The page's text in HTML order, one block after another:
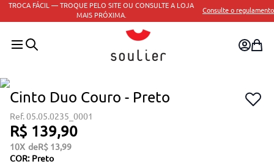
TROCA FÁCIL — TROQUE PELO SITE OU CONSULTE A LOJA
MAIS PRÓXIMA.
Consulte o regulamento
Cinto Duo Couro - Preto
05.05.0235_0001
R$ 139,90
10 R$ 13,99
COR: Preto